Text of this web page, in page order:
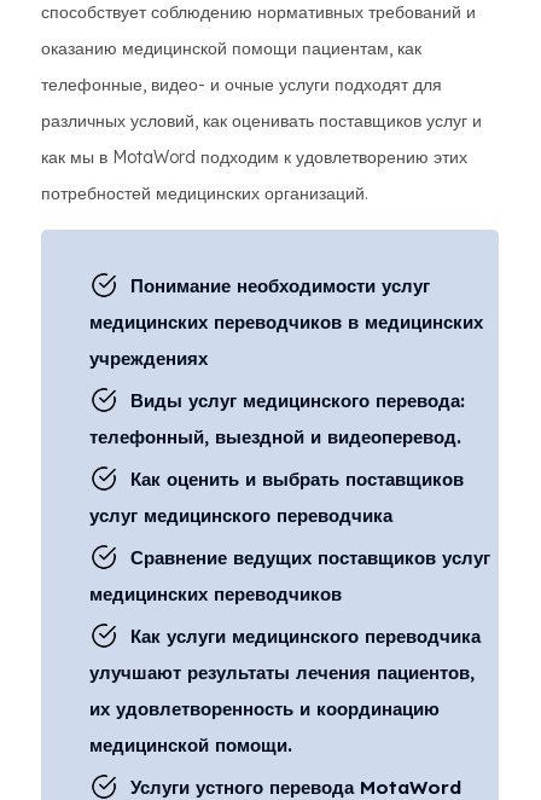
способствует соблюдению нормативных требований и
оказанию медицинской помощи пациентам, как
телефонные, видео- и очные услуги подходят для
различных условий, как оценивать поставщиков услуг и
как мы в MotaWord подходим к удовлетворению этих
потребностей медицинских организаций.
Понимание необходимости услуг
медицинских переводчиков в медицинских
учреждениях
Виды услуг медицинского перевода:
телефонный, выездной и видеоперевод.
Как оценить и выбрать поставщиков
услуг медицинского переводчика
Сравнение ведущих поставщиков услуг
медицинских переводчиков
Как услуги медицинского переводчика
улучшают результаты лечения пациентов,
их удовлетворенность и координацию
медицинской помощи.
Услуги устного перевода MotaWord